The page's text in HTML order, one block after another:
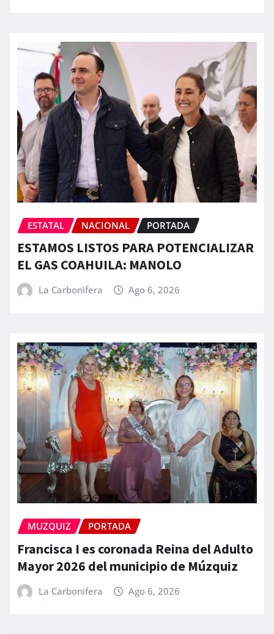
ESTATAL NACIONAL PORTADA
ESTAMOS LISTOS PARA POTENCIALIZAR
EL GAS COAHUILA: MANOLO
La Carbonifera Ago 6, 2026
MUZQUIZ PORTADA
Francisca I es coronada Reina del Adulto
Mayor 2026 del municipio de Múzquiz
La Carbonifera Ago 6, 2026